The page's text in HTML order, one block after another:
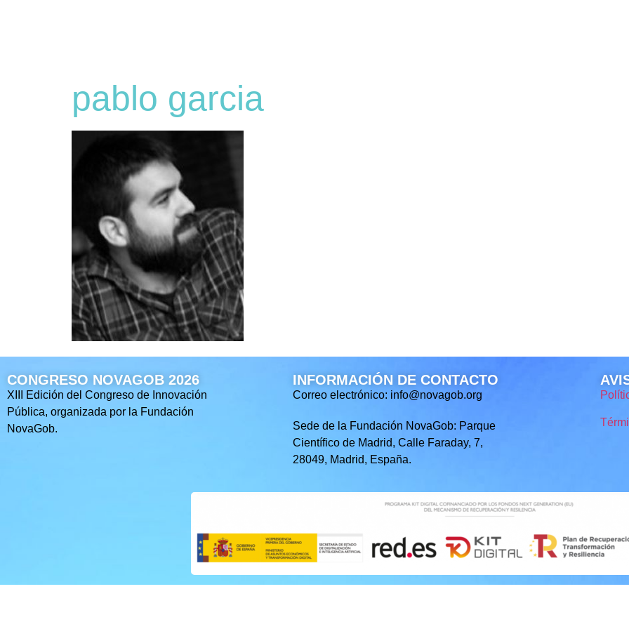
pablo garcia
CONGRESO NOVAGOB 2026
XIII Edición del Congreso de Innovación
Pública, organizada por la Fundación
NovaGob.
INFORMACIÓN DE CONTACTO
Correo electrónico: info@novagob.org
Sede de la Fundación NovaGob: Parque
Científico de Madrid, Calle Faraday, 7,
28049, Madrid, España.